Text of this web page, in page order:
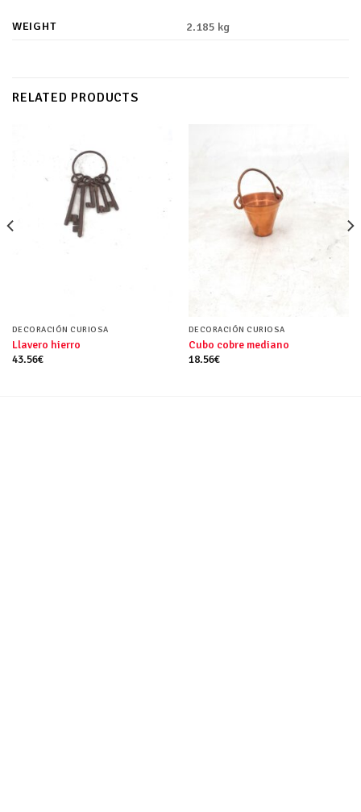
WEIGHT 2.185 kg
RELATED PRODUCTS
DECORACIÓN CURIOSA
Llavero hierro
43.56€
DECORACIÓN CURIOSA
Cubo cobre mediano
18.56€